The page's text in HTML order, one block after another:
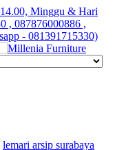
Minggu & Hari
, 087876000886 ,
- 081391715330)
lemari arsip surabaya